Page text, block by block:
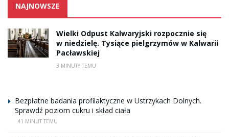
NAJNOWSZE
Wielki Odpust Kalwaryjski rozpocznie się
w niedzielę. Tysiące pielgrzymów w Kalwarii
Pacławskiej
3 MINUTY TEMU
Bezpłatne badania profilaktyczne w Ustrzykach Dolnych.
Sprawdź poziom cukru i skład ciała
41 MINUT TEMU